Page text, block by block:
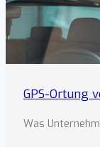
GPS-Ortung
Was